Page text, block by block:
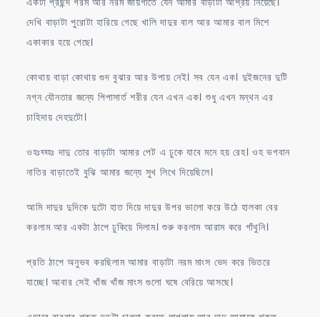
দেখি বাড়াটা পুরোটা হারিয়ে গেছে খালি দাদুর বাল আর আমার বাল মিশে
একাকার হয়ে গেছে।
কোথায় বাড়া কোথায় গুদ বুঝার আর উপায় নেই। সব যেন এক। দুইজনের দুটি
নগ্ন যৌনতার জন্যে পিপাসার্ত শরীর যেন এখন এক। শুধু এখন মন্থন এর
চাহিদায় দেহদুটো।
ওহঃহ্হ্হঃ দাদু তোর বাড়াটা আমার পেট এ ঢুকে যাবে মনে হয় রেহ। ওহ ভগবান
নাতির বাড়াতেই বুঝি আমার জন্যে সুখ লিখে দিয়েছিলে।
আমি দাদুর দুদিকে দুটো হাত দিয়ে দাদুর উপর ভালো করে উঠে হালকা বের
করলাম আর একটা ঠাপে ঢুকিয়ে দিলাম। শুরু করলাম আরাম করে গাঁথুনি।
প্রতি ঠাপে অনুভব করছিলাম আমার বাড়াটা নরম মাংস ভেদ করে ভিতরে
যাচ্ছে। আবার সেই খাঁজ খাঁজ মাংস গুলো ঘষে বেরিয়ে আসছে।